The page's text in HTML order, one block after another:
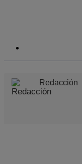
Redacción